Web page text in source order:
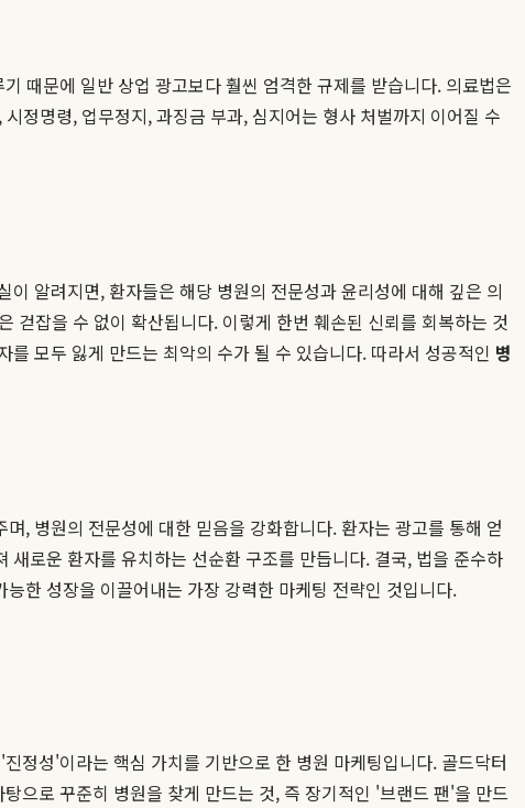
때문에 일반 상업 광고보다 훨씬 엄격한 규제를 받습니다. 의료법은
정명령, 업무정지, 과징금 부과, 심지어는 형사 처벌까지 이어질 수
알려지면, 환자들은 해당 병원의 전문성과 윤리성에 대해 깊은 의
잡을 수 없이 확산됩니다. 이렇게 한번 훼손된 신뢰를 회복하는 것
모두 잃게 만드는 최악의 수가 될 수 있습니다. 따라서 성공적인 병
, 병원의 전문성에 대한 믿음을 강화합니다. 환자는 광고를 통해 얻
로운 환자를 유치하는 선순환 구조를 만듭니다. 결국, 법을 준수하
한 성장을 이끌어내는 가장 강력한 마케팅 전략인 것입니다.
정성'이라는 핵심 가치를 기반으로 한 병원 마케팅입니다. 골드닥터
으로 꾸준히 병원을 찾게 만드는 것, 즉 장기적인 '브랜드 팬'을 만드